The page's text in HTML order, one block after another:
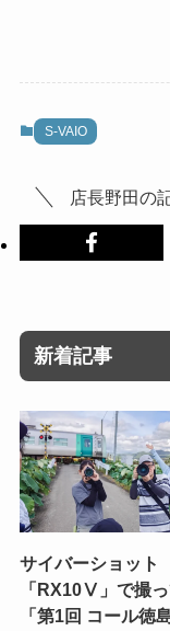
S-VAIO
店長野田の
新着記事
サイバーショット
「RX10Ⅴ」で撮
「第1回 コール徳